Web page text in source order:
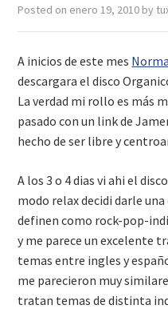
Posted on enero 19, 2010 by
A inicios de este mes
descargara el disco
La verdad mi rollo es más
pasado con un link de
hecho de ser libre y
A los 3 o 4 dias vi ahi el
modo relax decidi darle
definen como rock-pop-
y me parece un excelente
temas entre ingles y
me parecieron muy
tratan temas de distinta